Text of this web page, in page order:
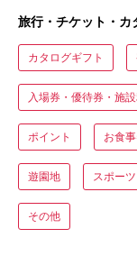
旅行・チケット・カ
カタログギフト
入場券・優待券・施
ポイント お食
遊園地 スポーツ
その他